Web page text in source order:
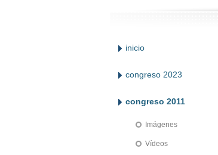
inicio
congreso 2023
congreso 2011
Imágenes
Vídeos